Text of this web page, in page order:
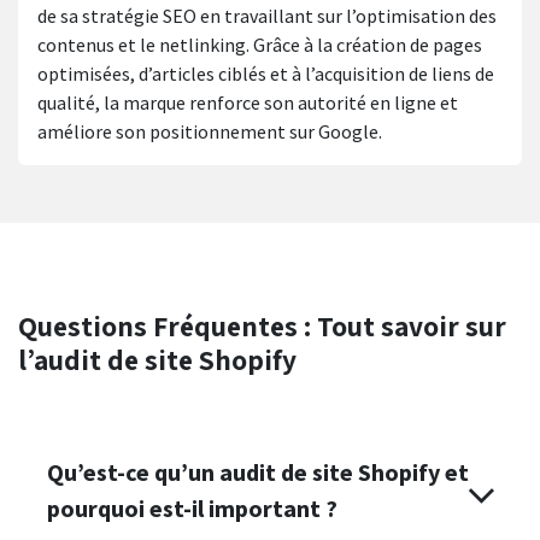
de sa stratégie SEO en travaillant sur l’optimisation des
contenus et le netlinking. Grâce à la création de pages
optimisées, d’articles ciblés et à l’acquisition de liens de
qualité, la marque renforce son autorité en ligne et
améliore son positionnement sur Google.
Questions Fréquentes : Tout savoir sur
l’audit de site Shopify
Qu’est-ce qu’un audit de site Shopify et
pourquoi est-il important ?